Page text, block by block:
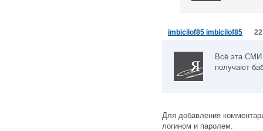
imbicilof85 imbicilof85
Всё эта СМИ
получают
Для добавления
логином и паролем.